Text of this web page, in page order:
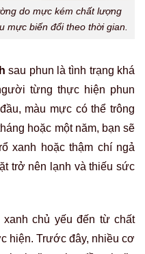
do mực kém chất lượng
mực biến đổi theo thời gian.
sau phun là tình trạng khá
từng thực hiện phun
màu mực có thể trông
hoặc một năm, bạn sẽ
xanh hoặc thậm chí ngả
trở nên lạnh và thiếu sức
xanh chủ yếu đến từ chất
hiện. Trước đây, nhiều cơ